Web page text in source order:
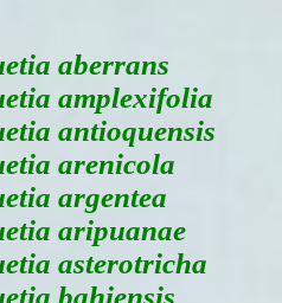
aberrans
amplexifolia
antioquensis
arenicola
argentea
aripuanae
asterotricha
bahiensis